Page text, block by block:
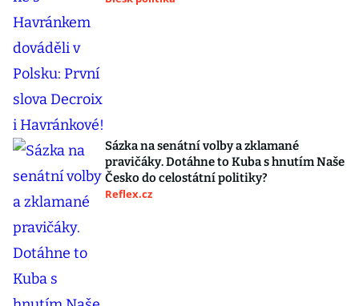
Sázka na senátní volby a zklamané
pravičáky. Dotáhne to Kuba s hnutím Naše
Česko do celostátní politiky?
Reflex.cz